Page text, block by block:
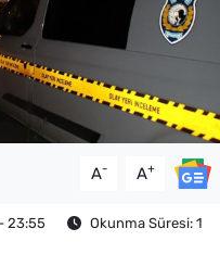
A- A+
23:55
Okunma Süresi: 1